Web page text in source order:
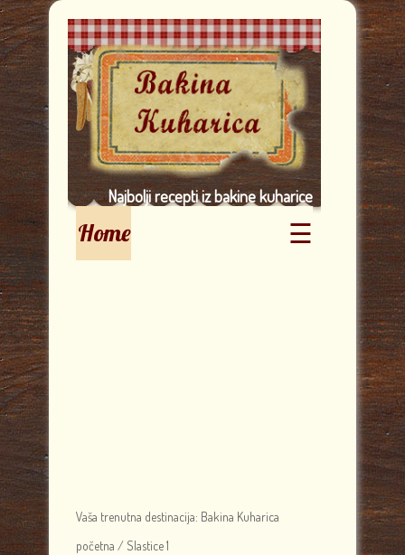
Najbolji recepti iz bakine kuharice
Home ☰
Vaša trenutna destinacija: Bakina Kuharica
početna / Slastice 1